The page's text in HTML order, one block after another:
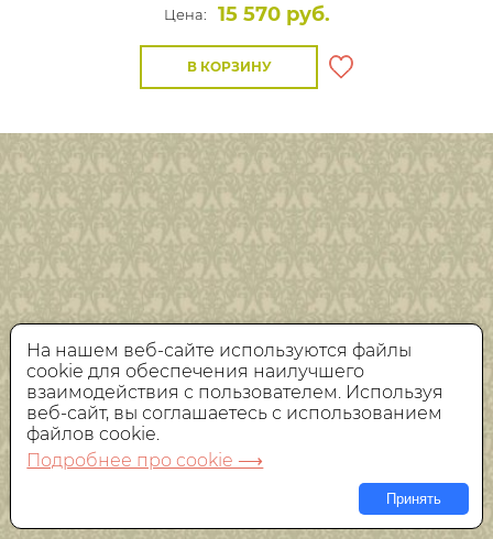
Цена:
15 570 руб.
В КОРЗИНУ
На нашем веб-сайте используются файлы
cookie для обеспечения наилучшего
взаимодействия с пользователем. Используя
веб-сайт, вы соглашаетесь с использованием
файлов cookie.
Подробнее про cookie ⟶
Принять